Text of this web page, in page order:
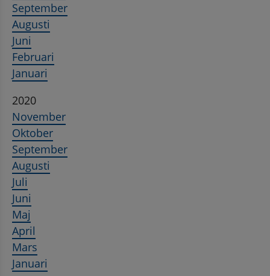
September
Augusti
Juni
Februari
Januari
2020
November
Oktober
September
Augusti
Juli
Juni
Maj
April
Mars
Januari